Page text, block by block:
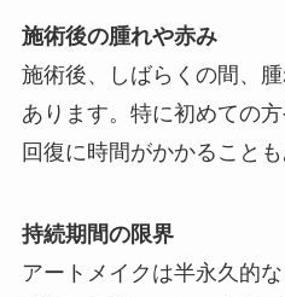
施術後の腫れや赤み
施術後、しばらくの間、
あります。特に初めての
回復に時間がかかることも
持続期間の限界
アートメイクは半永久的